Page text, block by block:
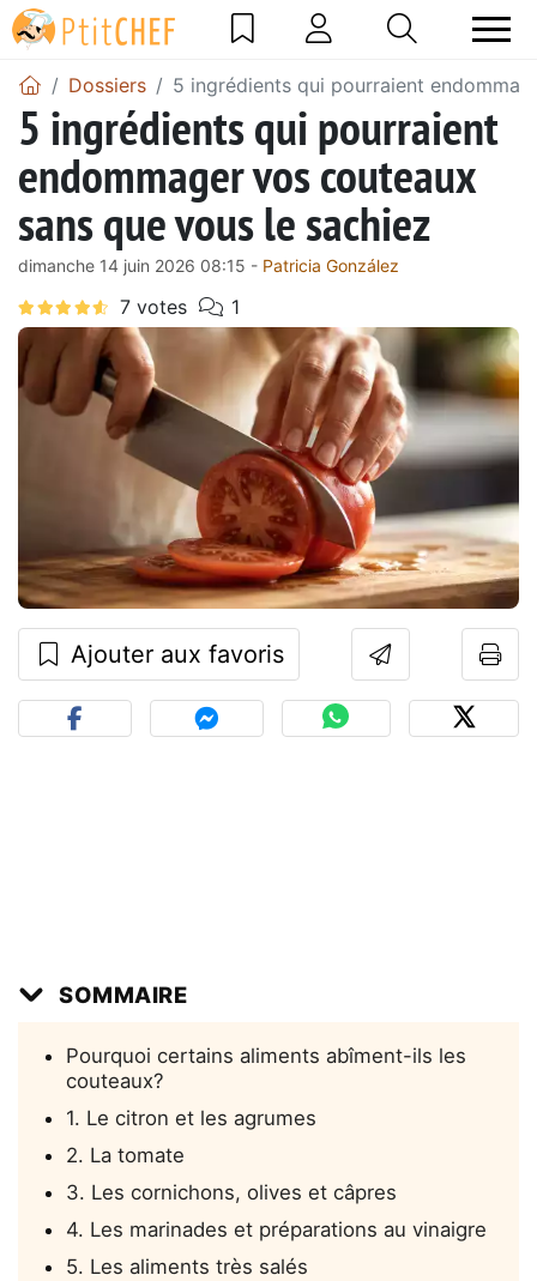
Dossiers 5 ingrédients qui pourraient
5 ingrédients qui pourraient
endommager vos couteaux
sans que vous le sachiez
dimanche 14 juin 2026 08:15 - Patricia González
Ajouter aux favoris
SOMMAIRE
Pourquoi certains aliments abîment-ils les
couteaux?
1. Le citron et les agrumes
2. La tomate
3. Les cornichons, olives et câpres
4. Les marinades et préparations au vinaigre
5. Les aliments très salés